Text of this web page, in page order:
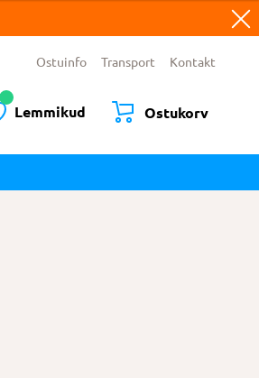
Ostuinfo Transport Kontakt
Lemmikud Ostukorv